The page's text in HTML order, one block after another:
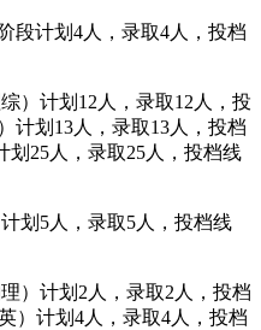
段计划4人，录取4人，投档
）计划12人，录取12人，投
计划13人，录取13人，投档
划25人，录取25人，投档线
划5人，录取5人，投档线
）计划2人，录取2人，投档
）计划4人，录取4人，投档